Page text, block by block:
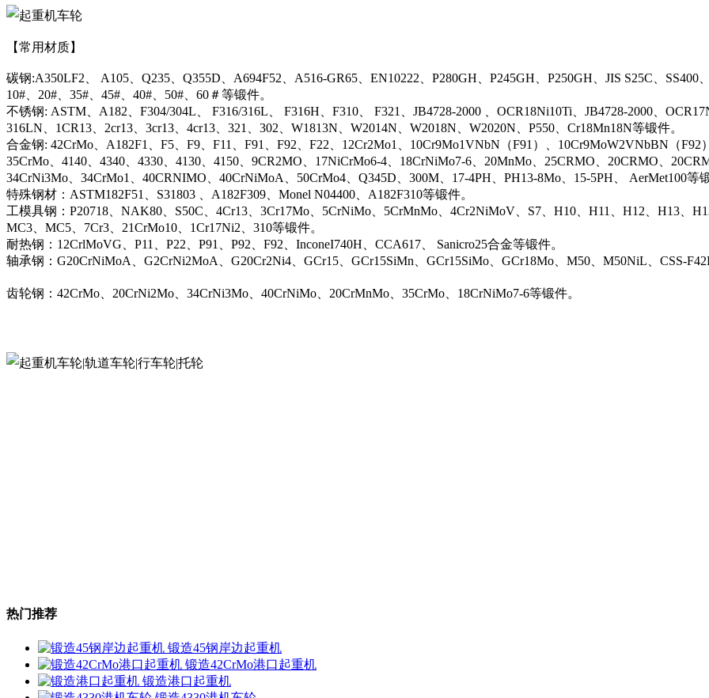
【常用材质】
碳钢:A350LF2、 A105、Q235、Q355D、A694F52、A516-GR65、EN10222、P280GH、P245GH、P250GH、JIS S25C、SS400
10#、20#、35#、45#、40#、50#、60＃等锻件。
不锈钢: ASTM、A182、F304/304L、 F316/316L、 F316H、F310、 F321、JB4728-2000 、OCR18Ni10Ti、JB4728-2000、
316LN、1CR13、2cr13、3cr13、4cr13、321、302、W1813N、W2014N、W2018N、W2020N、P550、Cr18Mn18N等锻件。
合金钢: 42CrMo、A182F1、F5、F9、F11、F91、F92、F22、12Cr2Mo1、10Cr9Mo1VNbN（F91）、10Cr9MoW2VNbBN（F92
35CrMo、4140、4340、4330、4130、4150、9CR2MO、17NiCrMo6-4、18CrNiMo7-6、20MnMo、25CRMO、20CRMO、
34CrNi3Mo、34CrMo1、40CRNIMO、40CrNiMoA、50CrMo4、Q345D、300M、17-4PH、PH13-8Mo、15-5PH、 AerMet100等
特殊钢材：ASTM182F51、S31803 、A182F309、Monel N04400、A182F310等锻件。
工模具钢：P20718、NAK80、S50C、4Cr13、3Cr17Mo、5CrNiMo、5CrMnMo、4Cr2NiMoV、S7、H10、H11、H12、H13、
MC3、MC5、7Cr3、21CrMo10、1Cr17Ni2、310等锻件。
耐热钢：12CrlMoVG、P11、P22、P91、P92、F92、InconeI740H、CCA617、 Sanicro25合金等锻件。
轴承钢：G20CrNiMoA、G2CrNi2MoA、G20Cr2Ni4、GCr15、GCr15SiMn、GCr15SiMo、GCr18Mo、M50、M50NiL、CSS-
齿轮钢：42CrMo、20CrNi2Mo、34CrNi3Mo、40CrNiMo、20CrMnMo、35CrMo、18CrNiMo7-6等锻件。
热门推荐
锻造45钢岸边起重机
锻造42CrMo港口起重机
锻造港口起重机